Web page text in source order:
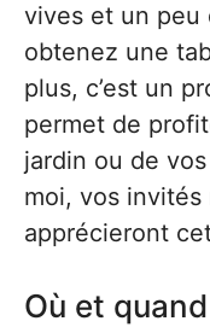
vives et un peu
obtenez une
plus, c’est un
permet de
jardin ou de
moi, vos
apprécieront
Où et